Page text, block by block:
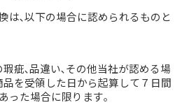
は､以下の場合に認められるものと
疵､品違い､その他当社が認める場
を受領した日から起算して７日間
った場合に限ります｡